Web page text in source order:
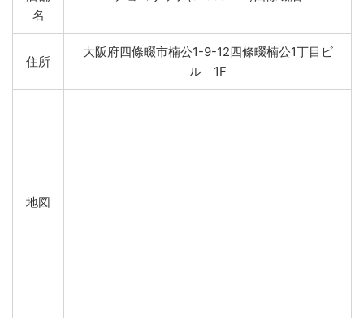
名
住所
大阪府四條畷市楠公1-9-12四條畷楠公1丁目ビ
ル 1F
地図